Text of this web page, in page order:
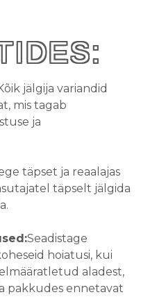
jälgija variandid
mis tagab
ja
täpset ja reaalajas
täpselt jälgida
Seadistage
hoiatusi, kui
aladest,
pakkudes ennetavat